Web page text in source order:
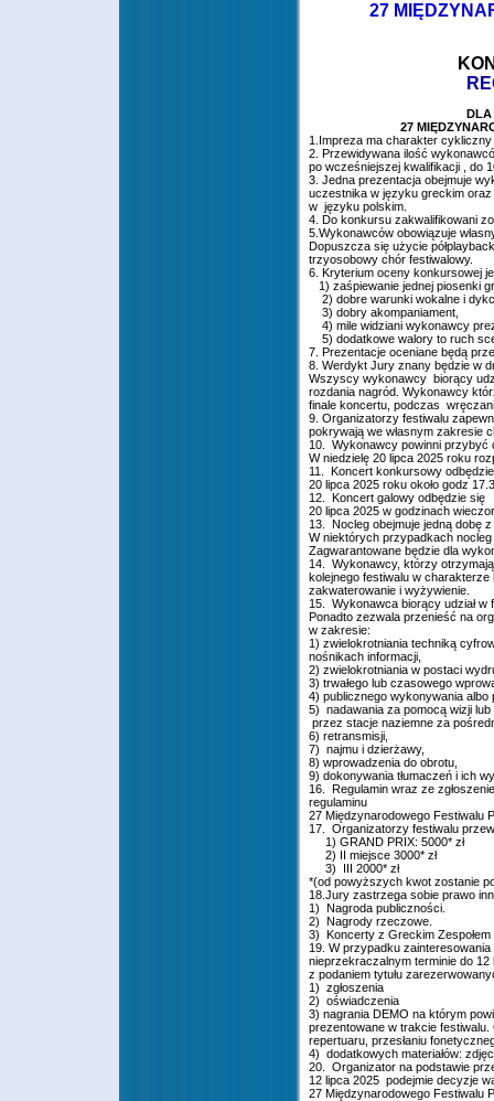
27
DLA
27
1.Impreza ma charakter
2. Przewidywana ilość
po wcześniejszej kwalifikacji , do
3. Jedna prezentacja obejmuje
uczestnika w języku greckim
w języku polskim.
4. Do konkursu zakwalifikowani
5.Wykonawców obowiązuje
Dopuszcza się użycie
trzyosobowy chór festiwalowy.
6. Kryterium oceny konkursowej
1) zaśpiewanie jednej piosenki
2) dobre warunki wokalne i
3) dobry akompaniament,
4) mile widziani wykonawcy
5) dodatkowe walory to ruch
7. Prezentacje oceniane będą
8. Werdykt Jury znany będzie w
Wszyscy wykonawcy biorący
rozdania nagród. Wykonawcy
finale koncertu, podczas
9. Organizatorzy festiwalu
pokrywają we własnym zakresie
10. Wykonawcy powinni przybyć
W niedzielę 20 lipca 2025 roku
11. Koncert konkursowy
20 lipca 2025 roku około godz
12. Koncert galowy odbędzie się
20 lipca 2025 w godzinach
13. Nocleg obejmuje jedną dobę
W niektórych przypadkach
Zagwarantowane będzie dla
14. Wykonawcy, którzy
kolejnego festiwalu w
zakwaterowanie i wyżywienie.
15. Wykonawca biorący udział
Ponadto zezwala przenieść na
w zakresie:
1) zwielokrotniania techniką
nośnikach informacji,
2) zwielokrotniania w postaci
3) trwałego lub czasowego
4) publicznego wykonywania
5) nadawania za pomocą wizji
przez stacje naziemne za
6) retransmisji,
7) najmu i dzierżawy,
8) wprowadzenia do obrotu,
9) dokonywania tłumaczeń i ich
16. Regulamin wraz ze
regulaminu
27 Międzynarodowego Festiwalu
17. Organizatorzy festiwalu
1) GRAND PRIX: 5000* zł
2) II miejsce 3000* zł
3) III 2000* zł
*(od powyższych kwot zostanie
18.Jury zastrzega sobie prawo
1) Nagroda publiczności.
2) Nagrody rzeczowe.
3) Koncerty z Greckim Zespołem
19. W przypadku
nieprzekraczalnym terminie do 12
z podaniem tytułu
1) zgłoszenia
2) oświadczenia
3) nagrania DEMO na którym
prezentowane w trakcie
repertuaru, przesłaniu
4) dodatkowych materiałów:
20. Organizator na podstawie
12 lipca 2025 podejmie decyzje
27 Międzynarodowego Festiwalu